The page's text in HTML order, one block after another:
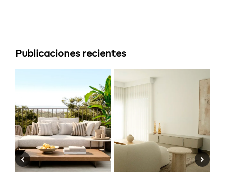
Publicaciones recientes